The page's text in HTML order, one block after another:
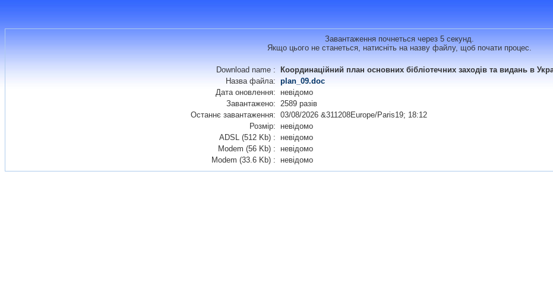
Завантаження почнеться через 5 секунд.
Якщо цього не станеться, натисніть на назву файлу, щоб почати процес.
Download name : Координаційний план основних бібліотечних заходів та видань в
Назва файла: plan_09.doc
Дата оновлення:
невідомо
Завантажено:
2589 разів
Останнє завантаження: 03/08/2026 &311208Europe/Paris19; 18:12
Розмір:
невідомо
ADSL (512 Kb) :
невідомо
Modem (56 Kb) :
невідомо
Modem (33.6 Kb) :
невідомо